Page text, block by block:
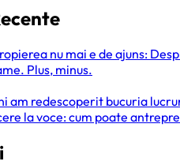
nu mai e de ajuns:
Plus, minus.
am redescoperit bucuria
la voce: cum poate